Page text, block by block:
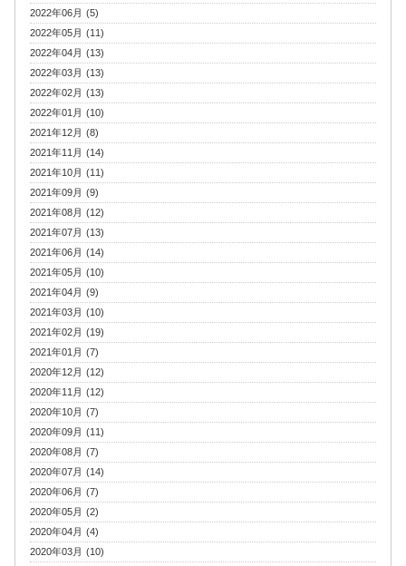
2022年06月 (5)
2022年05月 (11)
2022年04月 (13)
2022年03月 (13)
2022年02月 (13)
2022年01月 (10)
2021年12月 (8)
2021年11月 (14)
2021年10月 (11)
2021年09月 (9)
2021年08月 (12)
2021年07月 (13)
2021年06月 (14)
2021年05月 (10)
2021年04月 (9)
2021年03月 (10)
2021年02月 (19)
2021年01月 (7)
2020年12月 (12)
2020年11月 (12)
2020年10月 (7)
2020年09月 (11)
2020年08月 (7)
2020年07月 (14)
2020年06月 (7)
2020年05月 (2)
2020年04月 (4)
2020年03月 (10)